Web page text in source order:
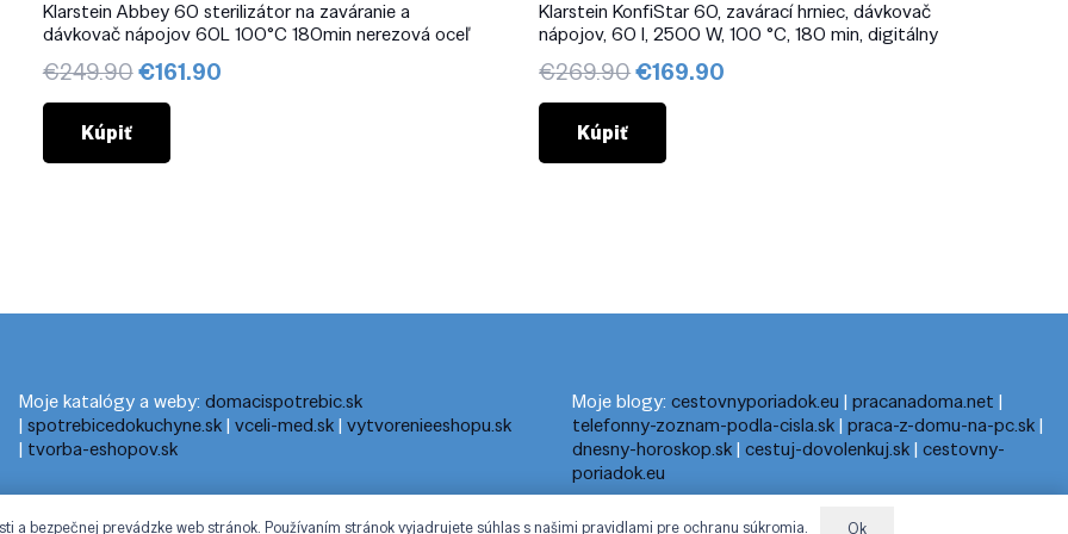
Klarstein Abbey 60 sterilizátor na zaváranie a
dávkovač nápojov 60L 100°C 180min nerezová oceľ
€249.90Pôvodná
cena
€249.90.
€161.90Aktuálna
Kúpiť
Klarstein KonfiStar 60, zavárací hrniec, dávkovač
nápojov, 60 l, 2500 W, 100 °C, 180 min, digitálny
€269.90Pôvodná
cena
€269.90.
€169.90
Kúpiť
Moje katalógy a weby: domacispotrebic.sk
| spotrebicedokuchyne.sk| vceli-med.sk| vytvorenieeshopu.sk
| tvorba-eshopov.sk
Moje blogy: cestovnyporiadok.eu | pracanadoma.net |
telefonny-zoznam-podla-cisla.sk| praca-z-domu-na-pc.sk|
dnesny-horoskop.sk| cestuj-dovolenkuj.sk| cestovny-
poriadok.eu
a bezpečnej prevádzke web stránok. Používaním stránok vyjadrujete súhlas s našimi pravidlami pre ochranu súkromia. Ok